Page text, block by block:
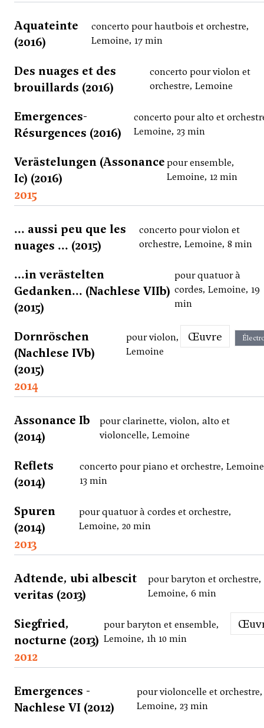
Aquateinte
(2016)
concerto pour hautbois et orchestre,
Lemoine, 17 min
Des nuages et des
brouillards (2016)
concerto pour violon et
orchestre, Lemoine
Emergences-
Résurgences (2016)
concerto pour alto et
Lemoine, 23 min
Verästelungen (Assonance
Ic) (2016)
pour ensemble,
Lemoine, 12 min
2015
... aussi peu que les
nuages ... (2015)
concerto pour violon et
orchestre, Lemoine, 8 min
...in verästelten
Gedanken... (Nachlese VIIb)
(2015)
pour quatuor à
cordes, Lemoine, 19
min
Dornröschen
(Nachlese IVb)
(2015)
pour violon,
Lemoine
Œuvre
2014
Assonance Ib
(2014)
pour clarinette, violon, alto et
violoncelle, Lemoine
Reflets
(2014)
concerto pour piano et orchestre,
13 min
Spuren
(2014)
pour quatuor à cordes et orchestre,
Lemoine, 20 min
2013
Adtende, ubi albescit
veritas (2013)
pour baryton et orchestre,
Lemoine, 6 min
Siegfried,
nocturne (2013)
pour baryton et ensemble,
Lemoine, 1h 10 min
2012
Emergences -
Nachlese VI (2012)
pour violoncelle et orchestre,
Lemoine, 23 min